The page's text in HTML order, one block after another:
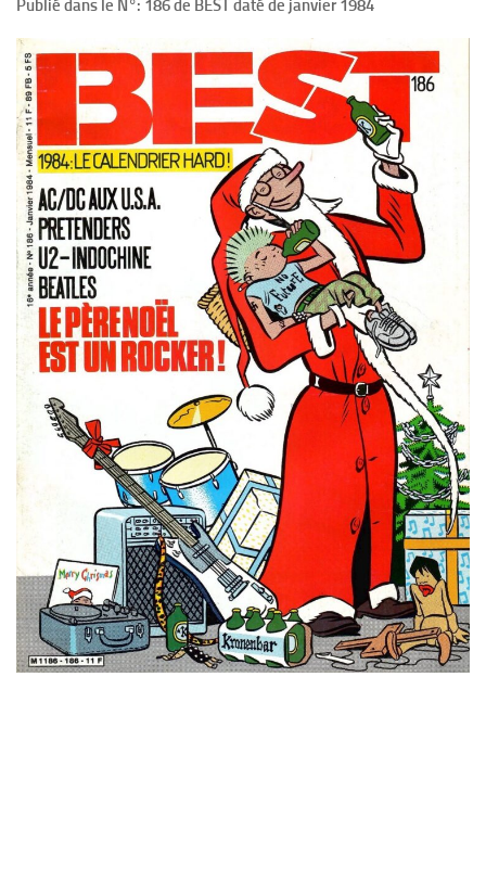
Publié dans le N°: 186 de BEST daté de janvier 1984